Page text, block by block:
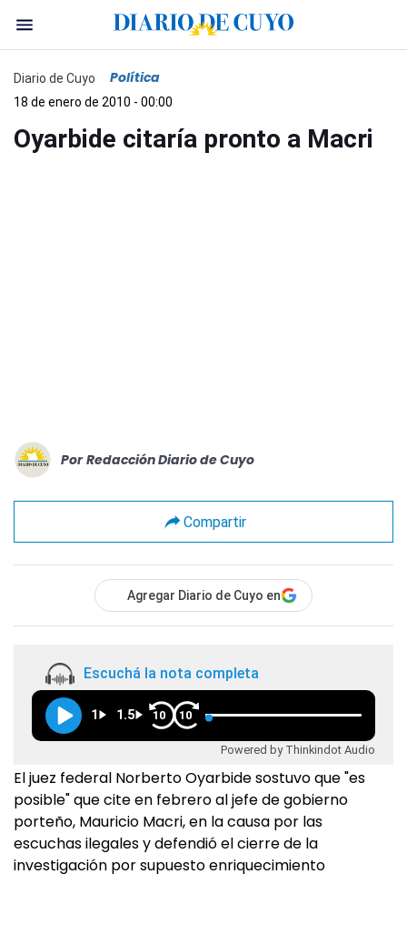
Diario de Cuyo Política
18 de enero de 2010 - 00:00
Oyarbide citaría pronto a Macri
Por Redacción Diario de Cuyo
Compartir
Agregar Diario de Cuyo en
Escuchá la nota completa
1 1.5 10 10
Powered by Thinkindot Audio
El juez federal Norberto Oyarbide sostuvo que "es
posible" que cite en febrero al jefe de gobierno
porteño, Mauricio Macri, en la causa por las
escuchas ilegales y defendió el cierre de la
investigación por supuesto enriquecimiento